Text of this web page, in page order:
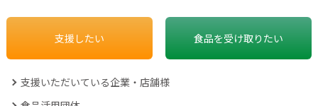
支援したい 食品を受け取りたい
支援いただいている企業・店舗様